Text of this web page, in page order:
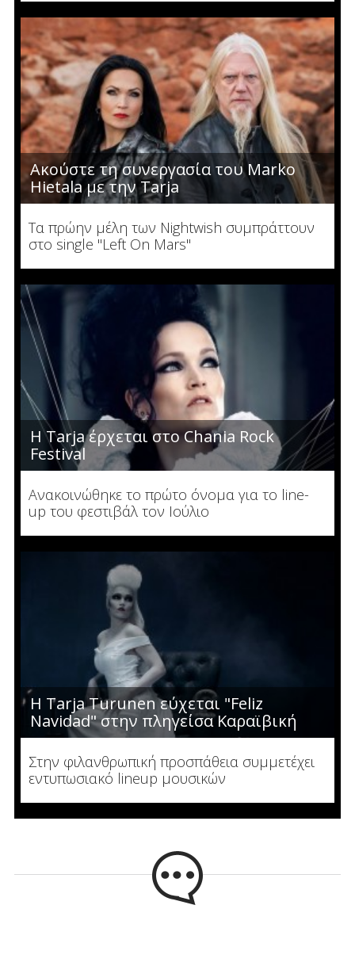
Ακούστε τη συνεργασία του Marko
Hietala με την Tarja
Τα πρώην μέλη των Nightwish συμπράττουν
στο single "Left On Mars"
Η Tarja έρχεται στο Chania Rock
Festival
Ανακοινώθηκε το πρώτο όνομα για το line-
up του φεστιβάλ τον Ιούλιο
Η Tarja Turunen εύχεται "Feliz
Navidad" στην πληγείσα Καραϊβική
Στην φιλανθρωπική προσπάθεια συμμετέχει
εντυπωσιακό lineup μουσικών